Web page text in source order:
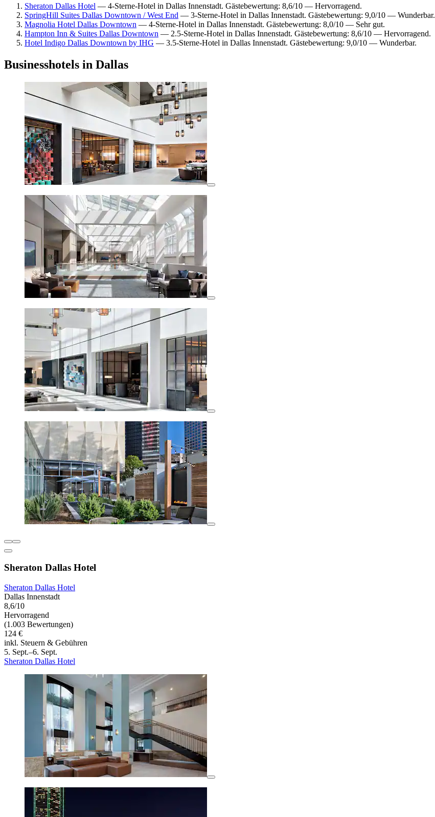
Sheraton Dallas Hotel — 4-Sterne-Hotel in Dallas Innenstadt. Gästebewertung: 8,6/10 — Hervorragend.
SpringHill Suites Dallas Downtown / West End — 3-Sterne-Hotel in Dallas Innenstadt. Gästebewertung: 9,0/10 — Wunderbar.
Magnolia Hotel Dallas Downtown — 4-Sterne-Hotel in Dallas Innenstadt. Gästebewertung: 8,0/10 — Sehr gut.
Hampton Inn & Suites Dallas Downtown — 2.5-Sterne-Hotel in Dallas Innenstadt. Gästebewertung: 8,6/10 — Hervorragend.
Hotel Indigo Dallas Downtown by IHG — 3.5-Sterne-Hotel in Dallas Innenstadt. Gästebewertung: 9,0/10 — Wunderbar.
Businesshotels in Dallas
Sheraton Dallas Hotel
Sheraton Dallas Hotel
Dallas Innenstadt
8,6/10
Hervorragend
(1.003 Bewertungen)
124 €
inkl. Steuern & Gebühren
5. Sept.–6. Sept.
Sheraton Dallas Hotel